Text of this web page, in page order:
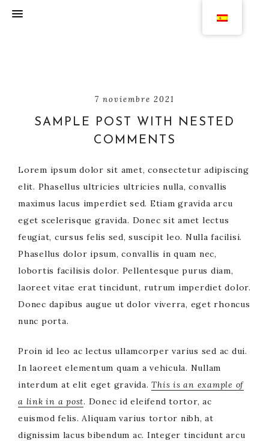
7 noviembre 2021
SAMPLE POST WITH NESTED
COMMENTS
Lorem ipsum dolor sit amet, consectetur adipiscing
elit. Phasellus ultricies ultricies nulla, convallis
maximus lacus imperdiet sed. Etiam gravida arcu
eget scelerisque gravida. Donec sit amet lectus
feugiat, cursus felis sed, suscipit leo. Nulla facilisi.
Phasellus dolor ipsum, convallis in quam nec,
lobortis facilisis dolor. Pellentesque purus diam,
laoreet vitae erat tincidunt, rutrum imperdiet dolor.
Donec dapibus augue ut dolor viverra, eget rhoncus
nunc porta.
Proin id leo ac lectus ullamcorper varius sed ac dui.
In laoreet elementum quam a vehicula. Nullam
interdum at elit eget gravida.This is an example of
a link in a post. Donec id eleifend tortor, ac
euismod felis. Aliquam varius tortor nibh, at
dignissim lacus bibendum ac. Integer tincidunt arcu